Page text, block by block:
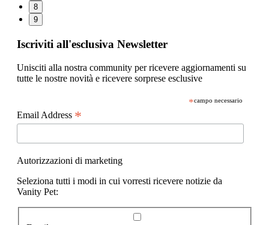
8
9
Iscriviti all'esclusiva Newsletter
Unisciti alla nostra community per ricevere aggiornamenti su
tutte le nostre novità e ricevere sorprese esclusive
*campo necessario
Email Address *
Autorizzazioni di marketing
Seleziona tutti i modi in cui vorresti ricevere notizie da
Vanity Pet: